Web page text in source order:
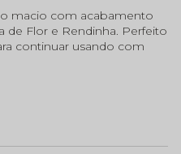
macio com acabamento
de Flor e Rendinha. Perfeito
continuar usando com